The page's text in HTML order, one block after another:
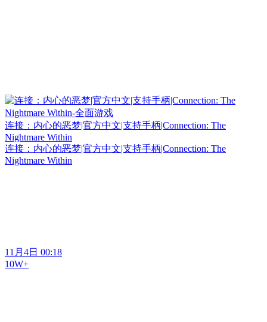
连接：内心的恶梦|官方中文|支持手柄|Connection: The
Nightmare Within
连接：内心的恶梦|官方中文|支持手柄|Connection: The
Nightmare Within
11月4日 00:18
10W+